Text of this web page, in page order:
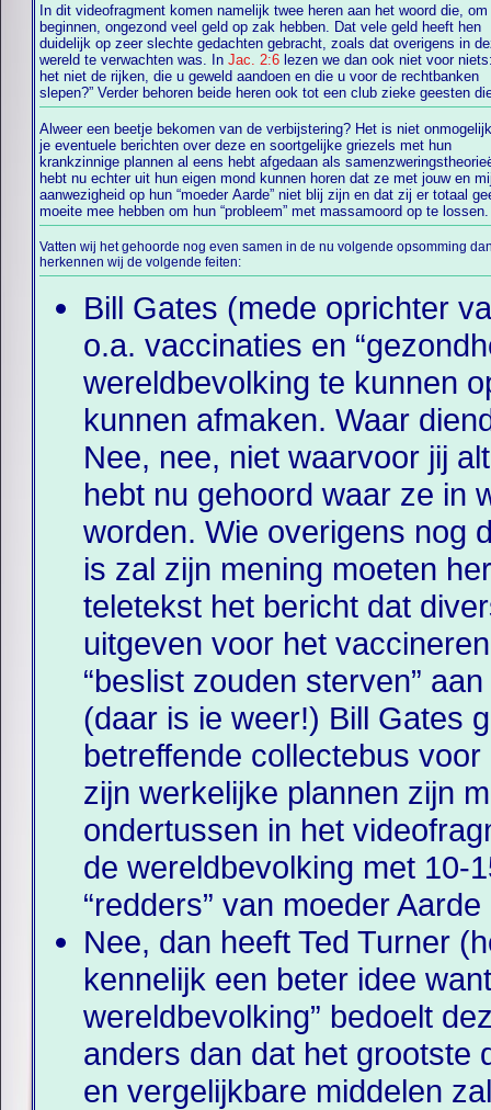
In dit videofragment komen namelijk twee heren aan het woord die,
beginnen, ongezond veel geld op zak hebben. Dat vele geld heeft hen
duidelijk op zeer slechte gedachten gebracht, zoals dat overigens in
wereld te verwachten was. InJac. 2:6 lezen we dan ook niet voor
het niet de rijken, die u geweld aandoen en die u voor de rechtbanken
slepen?” Verder behoren beide heren ook tot een club zieke geesten
Alweer een beetje bekomen van de verbijstering? Het is niet
je eventuele berichten over deze en soortgelijke griezels met hun
krankzinnige plannen al eens hebt afgedaan als
hebt nu echter uit hun eigen mond kunnen horen dat ze met jouw en mijn
aanwezigheid op hun “moeder Aarde” niet blij zijn en dat zij er totaal geen
moeite mee hebben om hun “probleem” met massamoord op te
overigens volledig overeenkomt met het feit dat hun soortgenoten
Vatten wij het gehoorde nog even samen in de nu volgende opsomming
herkennen wij de volgende feiten:
Bill Gates (mede oprichter
o.a. vaccinaties en
wereldbevolking te kunnen
kunnen afmaken. Waar
Nee, nee, niet waarvoor jij
hebt nu gehoord waar ze in
worden. Wie overigens nog
is zal zijn mening moeten
teletekst het bericht dat
uitgeven voor het
“beslist zouden sterven”
(daar is ie weer!) Bill Gates
betreffende collectebus
zijn werkelijke plannen zijn
ondertussen in het
de wereldbevolking met 10-
“redders” van moeder
Nee, dan heeft Ted Turner
kennelijk een beter idee
wereldbevolking” bedoelt
anders dan dat het grootste
en vergelijkbare middelen